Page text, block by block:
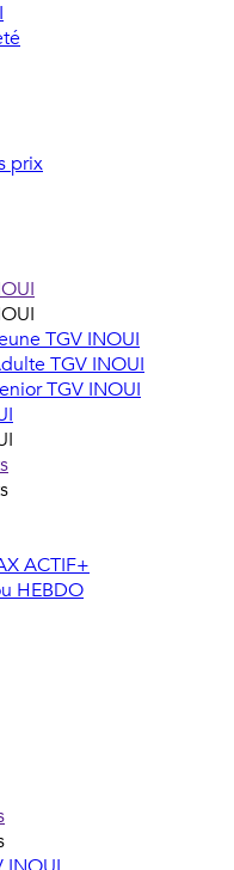
prix
TGV INOUI
TGV INOUI
TGV INOUI
ACTIF+
HEBDO